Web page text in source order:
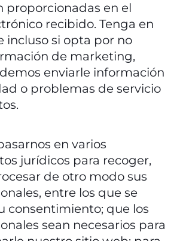
proporcionadas en el
recibido. Tenga en
incluso si opta por no
de marketing,
enviarle información
o problemas de servicio
en varios
jurídicos para recoger,
de otro modo sus
entre los que se
consentimiento; que los
sean necesarios para